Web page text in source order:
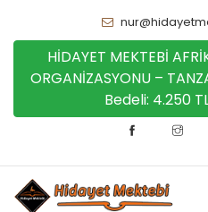
HİDAYET MEKTEBİ
ORGANİZASYONU –
Bedeli: 4.250